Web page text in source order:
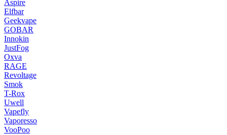
Aspire
Elfbar
Geekvape
GOBAR
Innokin
JustFog
Oxva
RAGE
Revoltage
Smok
T-Rox
Uwell
Vapefly
Vaporesso
VooPoo